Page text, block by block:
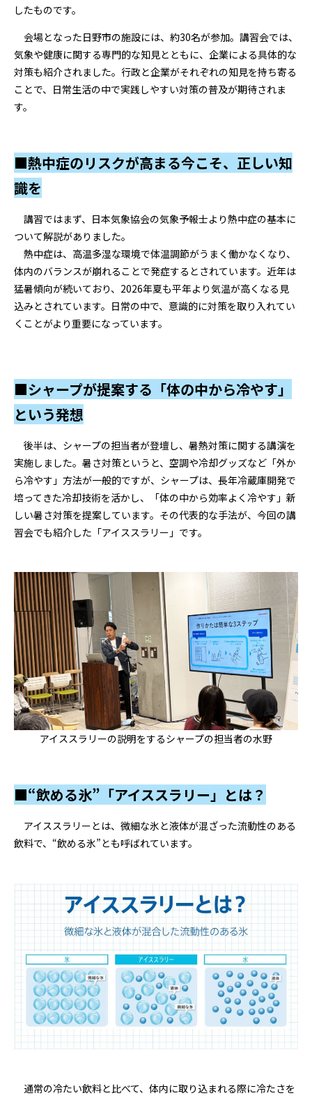
したものです。
会場となった日野市の施設には、約30名が参加。講習会では、
気象や健康に関する専門的な知見とともに、企業による具体的な
対策も紹介されました。行政と企業がそれぞれの知見を持ち寄る
ことで、日常生活の中で実践しやすい対策の普及が期待されま
す。
■熱中症のリスクが高まる今こそ、正しい知
識を
講習ではまず、日本気象協会の気象予報士より熱中症の基本に
ついて解説がありました。
熱中症は、高温多湿な環境で体温調節がうまく働かなくなり、
体内のバランスが崩れることで発症するとされています。近年は
猛暑傾向が続いており、2026年夏も平年より気温が高くなる見
込みとされています。日常の中で、意識的に対策を取り入れてい
くことがより重要になっています。
■シャープが提案する「体の中から冷やす」
という発想
後半は、シャープの担当者が登壇し、暑熱対策に関する講演を
実施しました。暑さ対策というと、空調や冷却グッズなど「外か
ら冷やす」方法が一般的ですが、シャープは、長年冷蔵庫開発で
培ってきた冷却技術を活かし、「体の中から効率よく冷やす」新
しい暑さ対策を提案しています。その代表的な手法が、今回の講
習会でも紹介した「アイススラリー」です。
アイススラリーの説明をするシャープの担当者の水野
■“飲める氷”「アイススラリー」とは？
アイススラリーとは、微細な氷と液体が混ざった流動性のある
飲料で、“飲める氷”とも呼ばれています。
通常の冷たい飲料と比べて、体内に取り込まれる際に冷たさを